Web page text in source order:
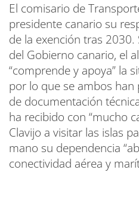
El comisario de
presidente canario su
de la exención tras
del Gobierno canario, el
“comprende y apoya” la
por lo que se ambos
de documentación
ha recibido con “mucho
Clavijo a visitar las islas
mano su dependencia
conectividad aérea y